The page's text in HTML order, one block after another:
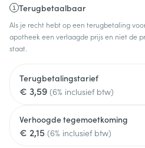
Terugbetaalbaar
Als je recht hebt op een terugbetaling
apotheek een verlaagde prijs en niet de
staat.
Terugbetalingstarief
€ 3,59 (6% inclusief btw)
Verhoogde tegemoetkoming
€ 2,15 (6% inclusief btw)